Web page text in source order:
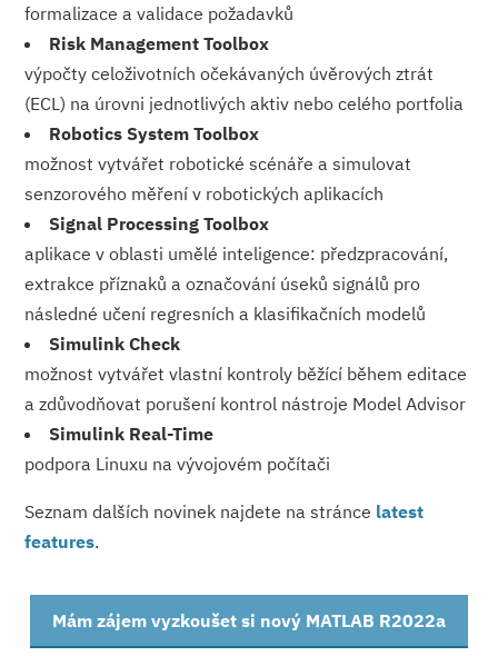
formalizace a validace požadavků
Risk Management Toolbox
výpočty celoživotních očekávaných úvěrových ztrát
(ECL) na úrovni jednotlivých aktiv nebo celého portfolia
Robotics System Toolbox
možnost vytvářet robotické scénáře a simulovat
senzorového měření v robotických aplikacích
Signal Processing Toolbox
aplikace v oblasti umělé inteligence: předzpracování,
extrakce příznaků a označování úseků signálů pro
následné učení regresních a klasifikačních mo­delů
Simulink Check
možnost vytvářet vlastní kontroly běžící během editace
a zdůvodňovat porušení kontrol nástroje Model Advisor
Simulink Real-Time
podpora Linuxu na vývojovém počítači
Seznam dalších novinek najdete na stránce latest
features.
Mám zájem vyzkoušet si nový MATLAB R2022a